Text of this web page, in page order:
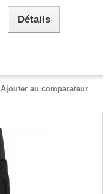
Détails
Ajouter au comparateur